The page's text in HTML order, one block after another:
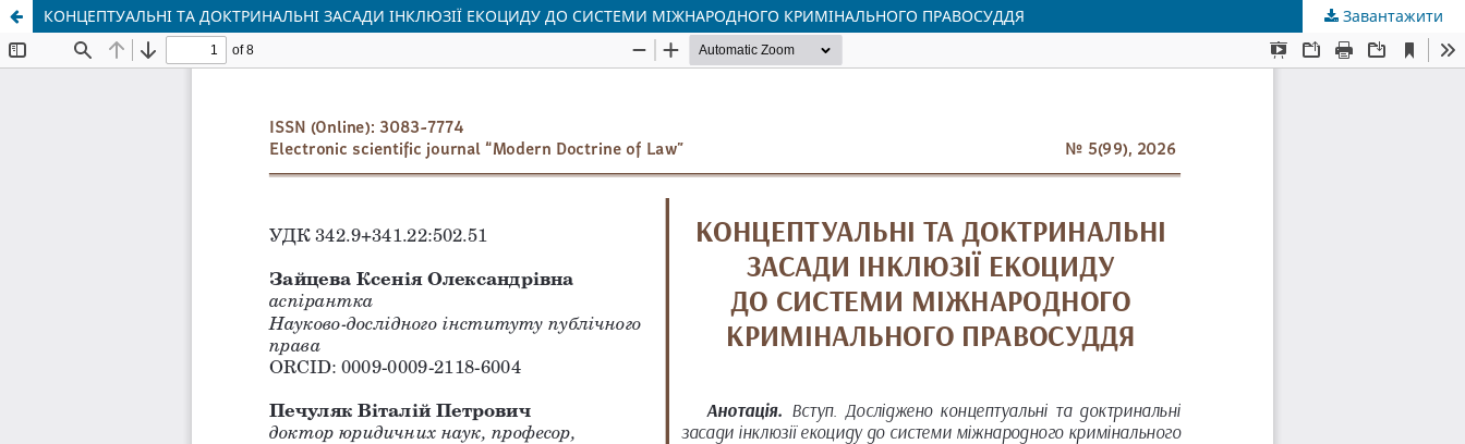
КОНЦЕПТУАЛЬНІ ТА ДОКТРИНАЛЬНІ ЗАСАДИ ІНКЛЮЗІЇ ЕКОЦИДУ ДО СИСТЕМИ МІЖНАРОДНОГО КРИМІНАЛЬНОГО ПРАВОСУДДЯ Завантажити